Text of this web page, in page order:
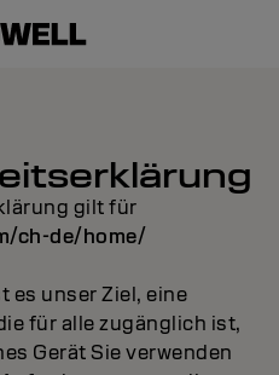
gilt für
ch-de/home/
es unser Ziel, eine
für alle zugänglich ist,
Gerät Sie verwenden